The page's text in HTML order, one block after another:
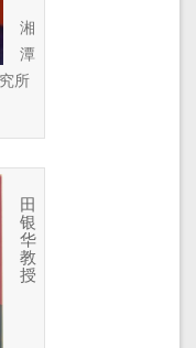
湘
潭
所
田
银
华
教
授